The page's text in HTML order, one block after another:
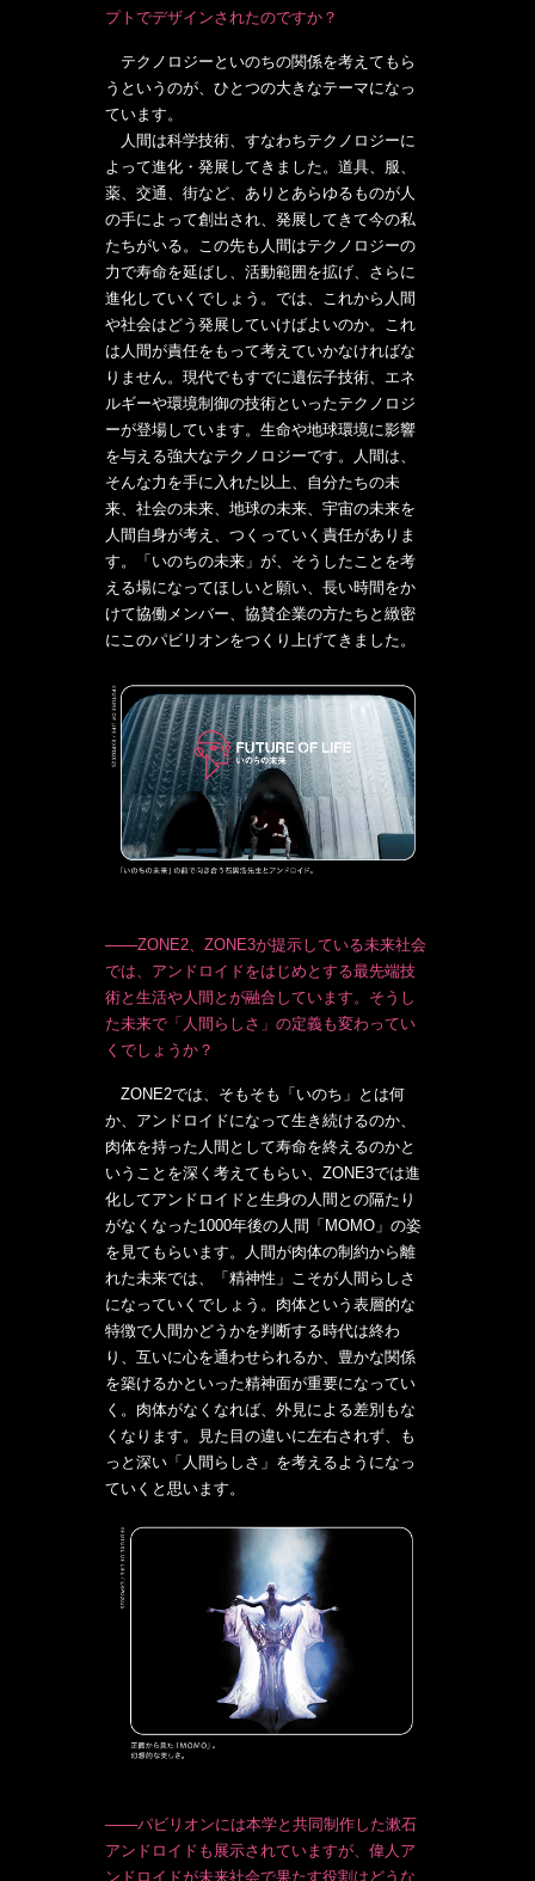
プトでデザインされたのですか？
テクノロジーといのちの関係を考えてもら
うというのが、ひとつの大きなテーマになっ
ています。
人間は科学技術、すなわちテクノロジーに
よって進化・発展してきました。道具、服、
薬、交通、街など、ありとあらゆるものが人
の手によって創出され、発展してきて今の私
たちがいる。この先も人間はテクノロジーの
力で寿命を延ばし、活動範囲を拡げ、さらに
進化していくでしょう。では、これから人間
や社会はどう発展していけばよいのか。これ
は人間が責任をもって考えていかなければな
りません。現代でもすでに遺伝子技術、エネ
ルギーや環境制御の技術といったテクノロジ
ーが登場しています。生命や地球環境に影響
を与える強大なテクノロジーです。人間は、
そんな力を手に入れた以上、自分たちの未
来、社会の未来、地球の未来、宇宙の未来を
人間自身が考え、つくっていく責任がありま
す。「いのちの未来」が、そうしたことを考
える場になってほしいと願い、長い時間をか
けて協働メンバー、協賛企業の方たちと緻密
にこのパビリオンをつくり上げてきました。
───ZONE2、ZONE3が提示している未来社会
では、アンドロイドをはじめとする最先端技
術と生活や人間とが融合しています。そうし
た未来で「人間らしさ」の定義も変わってい
くでしょうか？
ZONE2では、そもそも「いのち」とは何
か、アンドロイドになって生き続けるのか、
肉体を持った人間として寿命を終えるのかと
いうことを深く考えてもらい、ZONE3では進
化してアンドロイドと生身の人間との隔たり
がなくなった1000年後の人間「MOMO」の姿
を見てもらいます。人間が肉体の制約から離
れた未来では、「精神性」こそが人間らしさ
になっていくでしょう。肉体という表層的な
特徴で人間かどうかを判断する時代は終わ
り、互いに心を通わせられるか、豊かな関係
を築けるかといった精神面が重要になってい
く。肉体がなくなれば、外見による差別もな
くなります。見た目の違いに左右されず、も
っと深い「人間らしさ」を考えるようになっ
ていくと思います。
───パビリオンには本学と共同制作した漱石
アンドロイドも展示されていますが、偉人ア
ンドロイドが未来社会で果たす役割はどうな